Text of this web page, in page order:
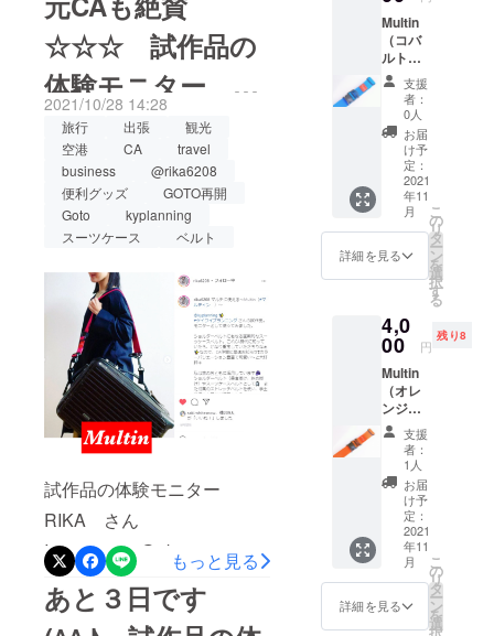
#shopping #介護 #高齢者 #
車イス #旅 #travel #tourism
#便利グッズ #dyson
影機材を運ぶ◯コードレス
掃除機のサポート⁡そんな時
はMultinで肩掛け運搬を。⁡ク
ラウドファンディング
CAMPFIREにて先行入手可
能『キャンプファイヤー
マルティン』で検索⁡実施期
間：9/30～10/31、商品お届
け時期は2021年11月上旬⁡実
用新案出願中⁡#マルティン
#multin #旅行 #トラベル #出
張 #ビジネス #育児 #ベビー
カー #家事 #アウトドア #
スーツケース #ベルト #観光
#goto #育児 #campfire #災害
#防災 #kyplanning #ケイワ
イプランニング #盗難防止 #
買い物 #shopping #介護 #高
齢者 #車イス #旅 #travel
#tourism #便利グッズ
⁡10/31までCAMPFIREにてお
得な応援購入が可能で
す！！「CAMPFIRE マル
ティン」で検索⁡プロフィー
ルのホームページからもア
クセスできます⁡⁡■■ GoToト
ラベルはMultinで ■■⁡ケイワ
イ・プランニングの新発明
品⁡進化系スーツケースベル
ト『Multin（マルティン）』⁡
従来の開口防止機能に加
え、肩掛けベルト・盗難防
止ベルトにも変化⁡家事や介
護・お仕事にも⁡◯ペットボ
トルのケース買い◯買い物
袋が重い・多い・傘も持た
なきゃ◯赤ちゃんを抱いて
ベビーカーを担ぎなきゃ◯
重たい新聞雑誌のゴミ捨て
◯アウトドアや災害時に給
☆☆☆ 試作品の
体験モニター
RIKA さん
2021/10/28 14:28
旅行 出張
観光
空港
CA
travel
business
@rika6208
便利グッズ
GOTO再開
Goto
kyplanning
スーツケース
ベルト
試作品の体験モニター
RIKA さん
Instagram（@rika6208）元
CAのRIKAさんも絶賛の使
い勝手
もっと見る
あと３日です
･･2個
・D型リ
ングア
ダプ
ター･･･
3個 ・
カラビ
ナ付き
スト
レッチ
ベル
ト･･･2
真は本
体カ
送料込
み）の
約
24%OF
Fにてご
用意。
＜キッ
ト内容
＞ ・ベ
ルト本
体･･･1
本 ・接
着ファ
スナー
スト
ラビナ
（大）･
･･2個
・D型リ
ングア
ダプ
ター･･･
3個 ・
カラビ
ナ付き
スト
レッチ
ベル
ト･･･2
真は本
体カ
Multin
（コバ
ルトブ
ルー）
一般販
売予定
のスタ
ンダー
ドカ
ラー 販
売予定
価格
5,280円
（税込
み・送
料別）
円
（税・
送料込
み）の
約
24%OF
Fにてご
用意。
＜キッ
ト内容
＞ ・ベ
ルト本
体･･･1
本 ・接
着ファ
スナー
スト
支援
者：
0人
お届
け予
定：
2021
年11
月
詳細を見る
こ
の
リ
タ
ー
ン
を
選
択
す
る
4,0
00 円
残り8
Multin
（オレ
ンジ）
一般販
売予定
のスタ
ンダー
ドカ
ラー 販
売予定
価格
5,280円
（税込
み・送
料別）
支援
者：
1人
お届
け予
定：
2021
年11
月
詳細を見る
こ
の
リ
タ
ー
ン
を
選
択